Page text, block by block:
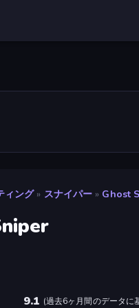
ィング » スナイパー » Ghost
9.1 (過去6ヶ月間のデータに